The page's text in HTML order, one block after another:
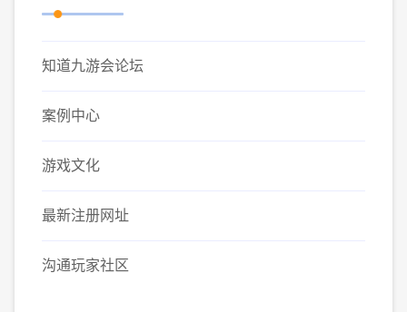
知道九游会论坛
案例中心
游戏文化
最新注册网址
沟通玩家社区